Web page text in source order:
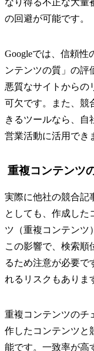
の回避が可能です。
Googleでは、信頼性
ンテンツの質」の評
悪質なサイトからの
可欠です。また、競
きるツールなら、自
営業活動に活用でき
重複コンテンツ
実際に他社の競合記
としても、作成した
ツ（重複コンテンツ
この影響で、検索順
るため注意が必要で
れるリスクもありま
重複コンテンツのチ
作したコンテンツと
能です。一致率が高